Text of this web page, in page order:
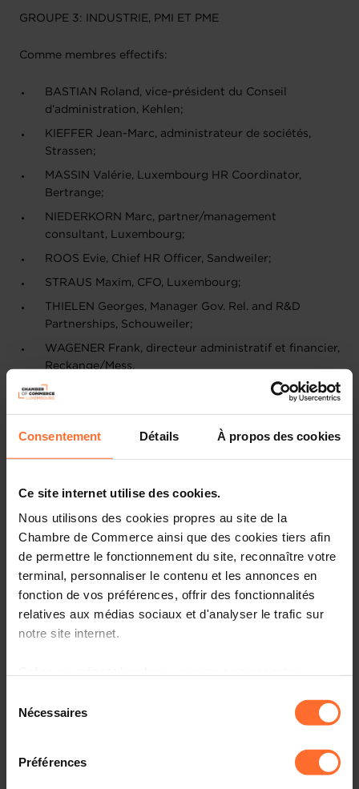
Consentement Détails À propos des cookies
Ce site internet utilise des cookies.
Nous utilisons des cookies propres au site de la
Chambre de Commerce ainsi que des cookies tiers afin
de permettre le fonctionnement du site, reconnaître votre
terminal, personnaliser le contenu et les annonces en
fonction de vos préférences, offrir des fonctionnalités
relatives aux médias sociaux et d'analyser le trafic sur
notre site internet.
à l’exception des cookies strictement nécessaires au
fonctionnement du site. Une description des différents
cookies est accessible sous l’onglet « Détails » ci-
dessus.
Nécessaires
Préférences
GROUPE 3: INDUSTRIE, PMI ET PME
Comme membres effectifs:
BASTIAN Roland, vice-président du Conseil
d’administration, Kehlen;
KIEFFER Jean-Marc, administrateur de sociétés,
Strassen;
MASSIN Valérie, Luxembourg HR Coordinator,
Bertrange;
NIEDERKORN Marc, partner/management
consultant, Luxembourg;
ROOS Evie, Chief HR Officer, Sandweiler;
STRAUS Maxim, CFO, Luxembourg;
THIELEN Georges, Manager Gov. Rel. and R&D
Partnerships, Schouweiler;
WAGENER Frank, directeur administratif et financier,
Reckange/Mess.
ils doivent remplacer les membres effectifs :
ZOLLER Gérard, CEO, Schwebach;
HILGER Anouk, ingénieur, Luxembourg;
FONTAINE Elisabeth dite Betty, ingénieur,
Kehlen;
KLÜCKERS Eric, directeur général,
Wellenstein;
HENROTIN Eric, director strategic projects